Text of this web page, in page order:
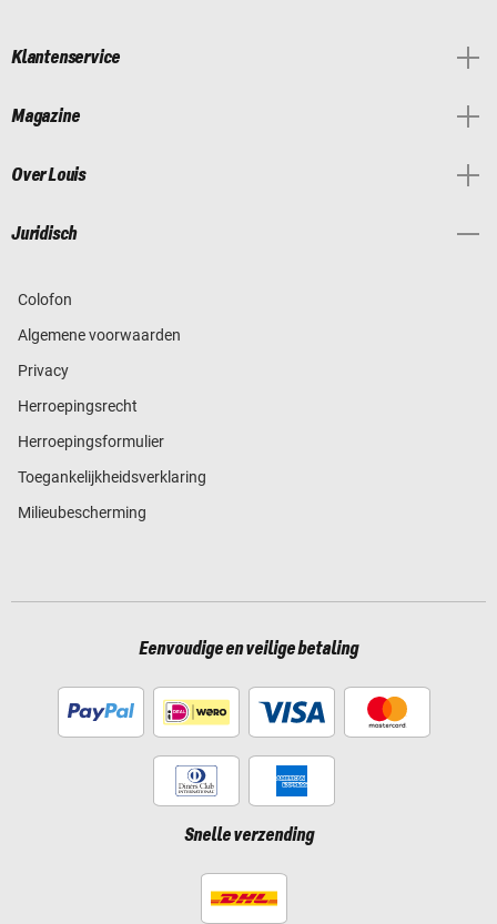
Klantenservice
Magazine
Over Louis
Juridisch
Colofon
Algemene voorwaarden
Privacy
Herroepingsrecht
Herroepingsformulier
Toegankelijkheidsverklaring
Milieubescherming
Eenvoudige en veilige betaling
Snelle verzending